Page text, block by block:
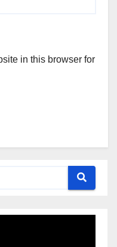
in this browser for